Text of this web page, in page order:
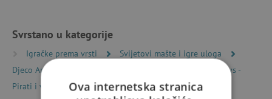
Svrstano u kategorije
Igračke prema vrsti
Svijetovi mašte i igre uloga
Djeco Arty Toys - Princeze, pirati i vitezi
Djeco Arty Toys -
Pirati i vitezi
Ova internetska stranica